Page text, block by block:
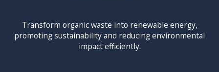
Transform organic waste into renewable energy,
promoting sustainability and reducing environmental
impact efficiently.